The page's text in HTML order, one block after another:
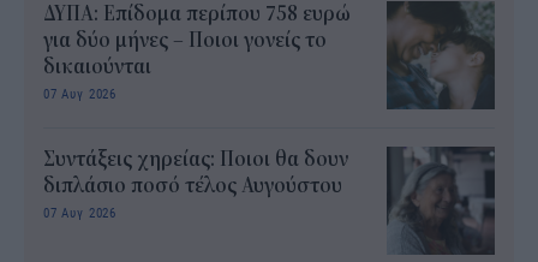
ΔΥΠΑ: Επίδομα περίπου 758 ευρώ
για δύο μήνες – Ποιοι γονείς το
δικαιούνται
07 Αυγ 2026
Συντάξεις χηρείας: Ποιοι θα δουν
διπλάσιο ποσό τέλος Αυγούστου
07 Αυγ 2026